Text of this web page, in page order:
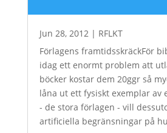
Jun 28, 2012| RFLKT
Förlagens framtidsskräckFör
idag ett enormt problem att
böcker kostar dem 20ggr så
låna ut ett fysiskt exemplar av
- de stora förlagen - vill
artificiella begränsningar på